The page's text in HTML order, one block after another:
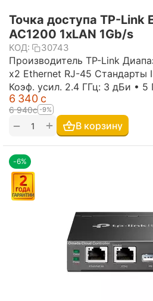
Точка доступа TP-Link
AC1200 1xLAN 1Gb/s
КОД: 30743
Производитель TP-Link
х2 Ethernet RJ-45 Стандарты
Коэф. усил. 2.4 ГГц: 3 дБи • 5
6 340 с
6 940с -9%
+
− В корзину
-6%